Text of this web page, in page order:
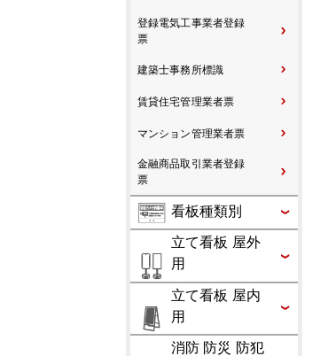
登録電気工事業者登録
票
建築士事務所標識
賃貸住宅管理業者票
マンション管理業者票
金融商品取引業者登録
票
看板種類別
立て看板 屋外
用
立て看板 屋内
用
消防 防災 防犯